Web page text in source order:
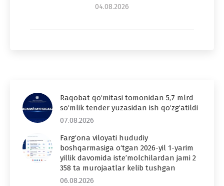
04.08.2026
Raqobat qo‘mitasi tomonidan 5,7 mlrd
so‘mlik tender yuzasidan ish qo‘zg‘atildi
07.08.2026
Farg‘ona viloyati hududiy
boshqarmasiga o‘tgan 2026-yil 1-yarim
yillik davomida iste’molchilardan jami 2
358 ta murojaatlar kelib tushgan
06.08.2026